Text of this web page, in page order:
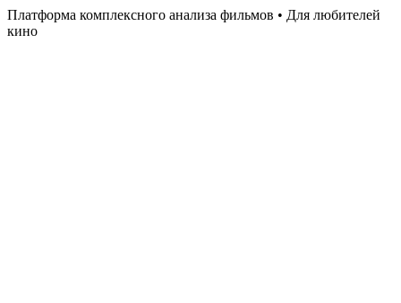
Платформа комплексного анализа фильмов • Для любителей
кино